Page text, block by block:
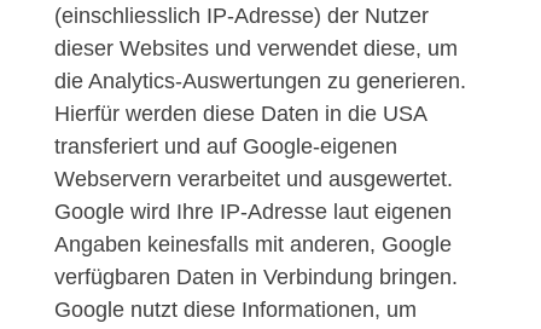
(einschliesslich IP-Adresse) der Nutzer
dieser Websites und verwendet diese, um
die Analytics-Auswertungen zu generieren.
Hierfür werden diese Daten in die USA
transferiert und auf Google-eigenen
Webservern verarbeitet und ausgewertet.
Google wird Ihre IP-Adresse laut eigenen
Angaben keinesfalls mit anderen, Google
verfügbaren Daten in Verbindung bringen.
Google nutzt diese Informationen, um